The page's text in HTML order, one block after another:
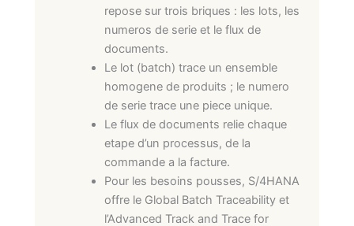
repose sur trois briques : les lots, les
numeros de serie et le flux de
documents.
Le lot (batch) trace un ensemble
homogene de produits ; le numero
de serie trace une piece unique.
Le flux de documents relie chaque
etape d’un processus, de la
commande a la facture.
Pour les besoins pousses, S/4HANA
offre le Global Batch Traceability et
l’Advanced Track and Trace for